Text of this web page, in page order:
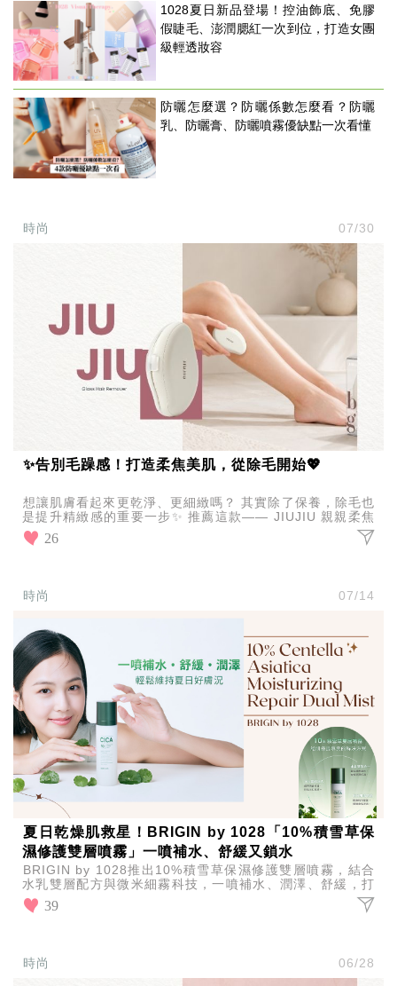
1028夏日新品登場！控油飾底、免膠
假睫毛、澎潤腮紅一次到位，打造女團
級輕透妝容
防曬怎麼選？防曬係數怎麼看？防曬
乳、防曬膏、防曬噴霧優缺點一次看懂
時尚 07/30
✨告別毛躁感！打造柔焦美肌，從除毛開始💖
想讓肌膚看起來更乾淨、更細緻嗎？ 其實除了保養，除毛也
是提升精緻感的重要一步✨ 推薦這款—— JIUJIU 親親柔焦
淨膚除毛器 不只是除毛，更是讓肌膚看起來
26
時尚 07/14
夏日乾燥肌救星！BRIGIN by 1028「10%積雪草保
濕修護雙層噴霧」一噴補水、舒緩又鎖水
BRIGIN by 1028推出10%積雪草保濕修護雙層噴霧，結合
水乳雙層配方與微米細霧科技，一噴補水、潤澤、舒緩，打
造全天候水潤舒適肌。
39
時尚 06/28